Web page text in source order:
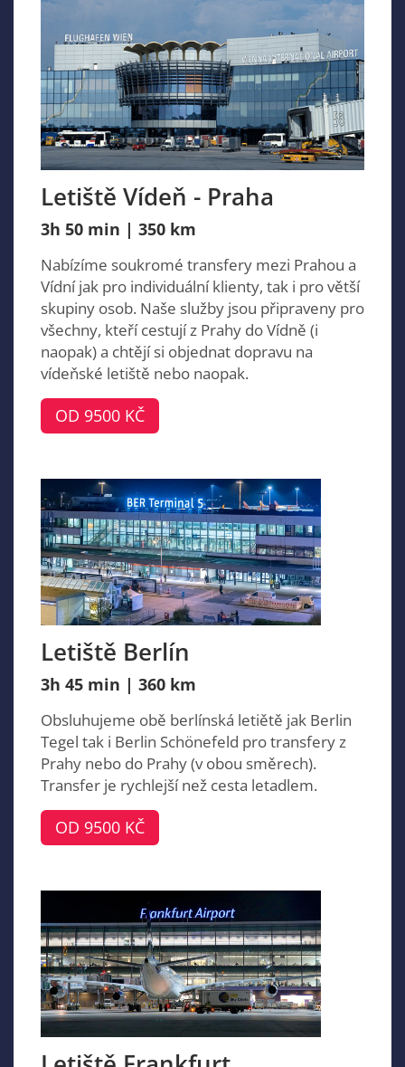
Letiště Vídeň - Praha
3h 50 min | 350 km
Nabízíme soukromé transfery mezi Prahou a
Vídní jak pro individuální klienty, tak i pro větší
skupiny osob. Naše služby jsou připraveny pro
všechny, kteří cestují z Prahy do Vídně (i
naopak) a chtějí si objednat dopravu na
vídeňské letiště nebo naopak.
OD 9500 KČ
Letiště Berlín
3h 45 min | 360 km
Obsluhujeme obě berlínská letiětě jak Berlin
Tegel tak i Berlin Schönefeld pro transfery z
Prahy nebo do Prahy (v obou směrech).
Transfer je rychlejší než cesta letadlem.
OD 9500 KČ